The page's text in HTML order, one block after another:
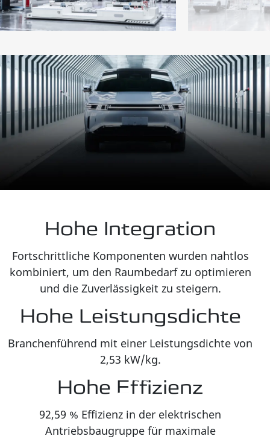
Hohe Integration
Fortschrittliche Komponenten wurden nahtlos
kombiniert, um den Raumbedarf zu optimieren
und die Zuverlässigkeit zu steigern.
Hohe Leistungsdichte
Branchenführend mit einer Leistungsdichte von
2,53 kW/kg.
Hohe Effizienz
92,59 % Effizienz in der elektrischen
Antriebsbaugruppe für maximale